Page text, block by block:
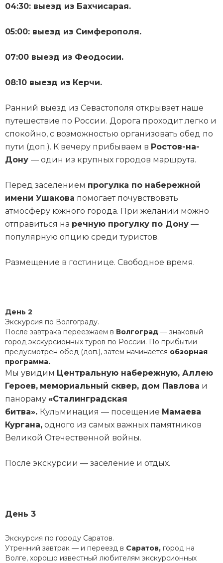
04:30: выезд из Бахчисарая.
05:00: выезд из Симферополя.
07:00 выезд из Феодосии.
08:10 выезд из Керчи.
Ранний выезд из Севастополя открывает наше
путешествие по России. Дорога проходит легко и
спокойно, с возможностью организовать обед по
пути (доп.). К вечеру прибываем в Ростов-на-
Дону — один из крупных городов маршрута.
Перед заселением прогулка по набережной
имени Ушакова помогает почувствовать
атмосферу южного города. При желании можно
отправиться на речную прогулку по Дону —
популярную опцию среди туристов.
Размещение в гостинице. Свободное время.
День 2
Экскурсия по Волгограду.
После завтрака переезжаем в Волгоград — знаковый
город экскурсионных туров по России. По прибытии
предусмотрен обед (доп.), затем начинается обзорная
программа.
Мы увидим Центральную набережную, Аллею
Героев, мемориальный сквер, дом Павлова и
панораму «Сталинградская
битва». Кульминация — посещение Мамаева
Кургана, одного из самых важных памятников
Великой Отечественной войны.
После экскурсии — заселение и отдых.
День 3
Экскурсия по городу Саратов.
Утренний завтрак — и переезд в Саратов, город на
Волге, хорошо известный любителям экскурсионных